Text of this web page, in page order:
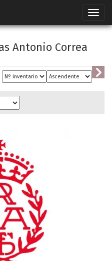
Antonio Correa